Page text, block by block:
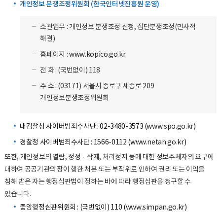
개인정보 분쟁조정위원회 (한국인터넷진흥원 운영)
소관업무 : 개인정보 분쟁조정 신청, 집단분쟁조정(민사적
해결)
홈페이지 :www.kopico.go.kr
전 화 : (국번없이) 118
주 소 : (03171) 서울시 종로구 세종로 209
개인정보분쟁조정위원회
대검찰청 사이버범죄수사단 : 02-3480-3573 (www.spo.go.kr)
경찰청 사이버범죄수사단 : 1566-0112 (www.netan.go.kr)
또한, 개인정보의 열람, 정정·삭제, 처리정지 등에 대한 정보주체자의 요구에
대하여 공공기관의 장이 행한 처분 또는 부작위로 인하여 권리 또는 이익을
침해 받은 자는 행정심판법이 정하는 바에 따라 행정심판을 청구할 수
있습니다.
중앙행정심판위원회 : (국번없이) 110 (www.simpan.go.kr)